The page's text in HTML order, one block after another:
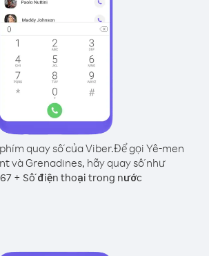
quay số của Viber.Để gọi Yê-men
và Grenadines, hãy quay số như
+ Số điện thoại trong nước